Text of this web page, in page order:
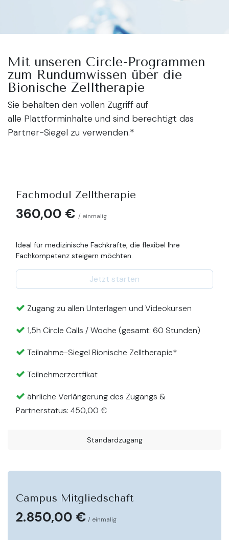
Mit unseren Circle-Programmen
zum Rundumwissen über die
Bionische Zelltherapie
Sie behalten den vollen Zugriff auf
alle Plattforminhalte und sind berechtigt das
Partner-Siegel zu verwenden.*
Fachmodul Zelltherapie
360,00 € / einmalig
Ideal für medizinische Fachkräfte, die flexibel Ihre
Fachkompetenz steigern möchten.
Jetzt starten
Zugang zu allen Unterlagen und Videokursen
1,5h Circle Calls / Woche (gesamt: 60 Stunden)
Teilnahme-Siegel Bionische Zelltherapie*
Teilnehmerzertfikat
ährliche Verlängerung des Zugangs &
Partnerstatus: 450,00 €
Standardzugang
Campus Mitgliedschaft
2.850,00 € / einmalig